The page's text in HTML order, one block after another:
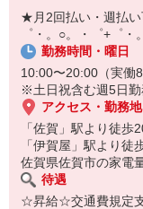
￣￣￣￣￣￣￣￣￣
自宅に居ながらスマ
オンライン面談なの
★月2回払い・週払
゜・。○。・゜+゜・
勤務時間・曜日
10:00〜20:00（実働
※土日祝含む週5日勤
アクセス・勤務地
「佐賀」駅より徒歩
「伊賀屋」駅より徒
佐賀県佐賀市の家電
待遇
☆昇給☆交通費規定